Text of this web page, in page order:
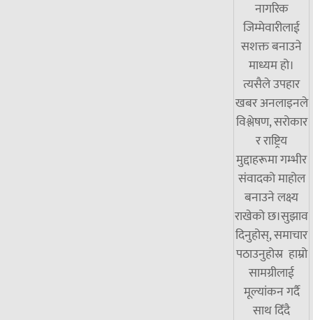
नागरिक
जिम्मेवारीलाई
सशक्त बनाउने
माध्यम हो।
त्यसैले उपहार
खबर अनलाइनले
विश्लेषण, सरोकार
र राष्ट्रिय
मुद्दाहरूमा गम्भीर
संवादको माहोल
बनाउने लक्ष्य
राखेको छ।सुझाव
दिनुहोस्, समाचार
पठाउनुहोस्र हाम्रो
सामग्रीलाई
मूल्यांकन गर्दै
साथ दिँदै